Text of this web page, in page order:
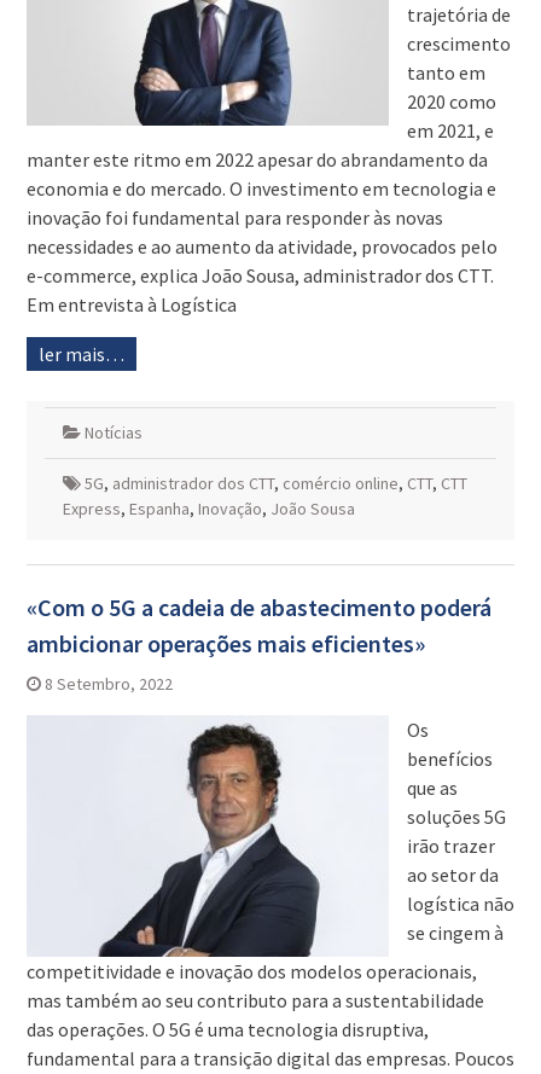
trajetória de
crescimento
tanto em
2020 como
em 2021, e
manter este ritmo em 2022 apesar do abrandamento da
economia e do mercado. O investimento em tecnologia e
inovação foi fundamental para responder às novas
necessidades e ao aumento da atividade, provocados pelo
e-commerce, explica João Sousa, administrador dos CTT.
Em entrevista à Logística
ler mais…
Notícias
5G, administrador dos CTT, comércio online, CTT, CTT
Express, Espanha, Inovação, João Sousa
«Com o 5G a cadeia de abastecimento poderá
ambicionar operações mais eficientes»
8 Setembro, 2022
Os
benefícios
que as
soluções 5G
irão trazer
ao setor da
logística não
se cingem à
competitividade e inovação dos modelos operacionais,
mas também ao seu contributo para a sustentabilidade
das operações. O 5G é uma tecnologia disruptiva,
fundamental para a transição digital das empresas. Poucos